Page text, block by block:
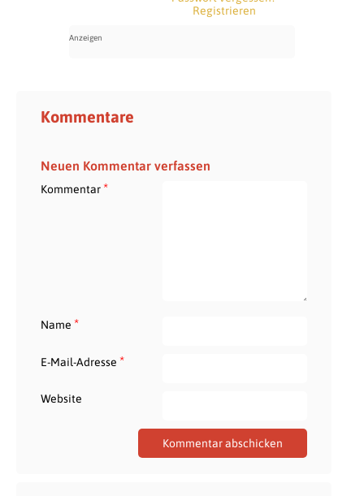
Registrieren
Kommentare
Neuen Kommentar verfassen
Kommentar*
Name *
E-Mail-Adresse *
Website